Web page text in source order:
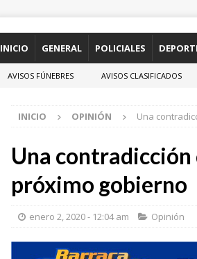
INICIO GENERAL POLICIALES
AVISOS FÚNEBRES AVISOS CLASIFICADOS
INICIO OPINIÓN Una
Una contradicción
próximo gobierno
enero 2, 2020 - 12:04 am Opinión